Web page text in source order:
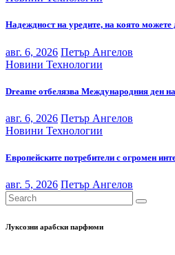
Надеждност на уредите, на която можете
авг. 6, 2026 Петър Ангелов
Новини Технологии
Dreame отбелязва Международния ден
авг. 6, 2026 Петър Ангелов
Новини Технологии
Европейските потребители с огромен
авг. 5, 2026 Петър Ангелов
Луксозни арабски парфюми